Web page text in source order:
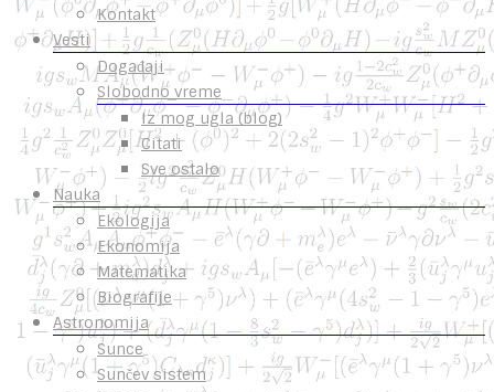
Kontakt
Vesti
Događaji
Slobodno vreme
Iz mog ugla (blog)
Citati
Sve ostalo
Nauka
Ekologija
Ekonomija
Matematika
Biografije
Astronomija
Sunce
Sunčev sistem